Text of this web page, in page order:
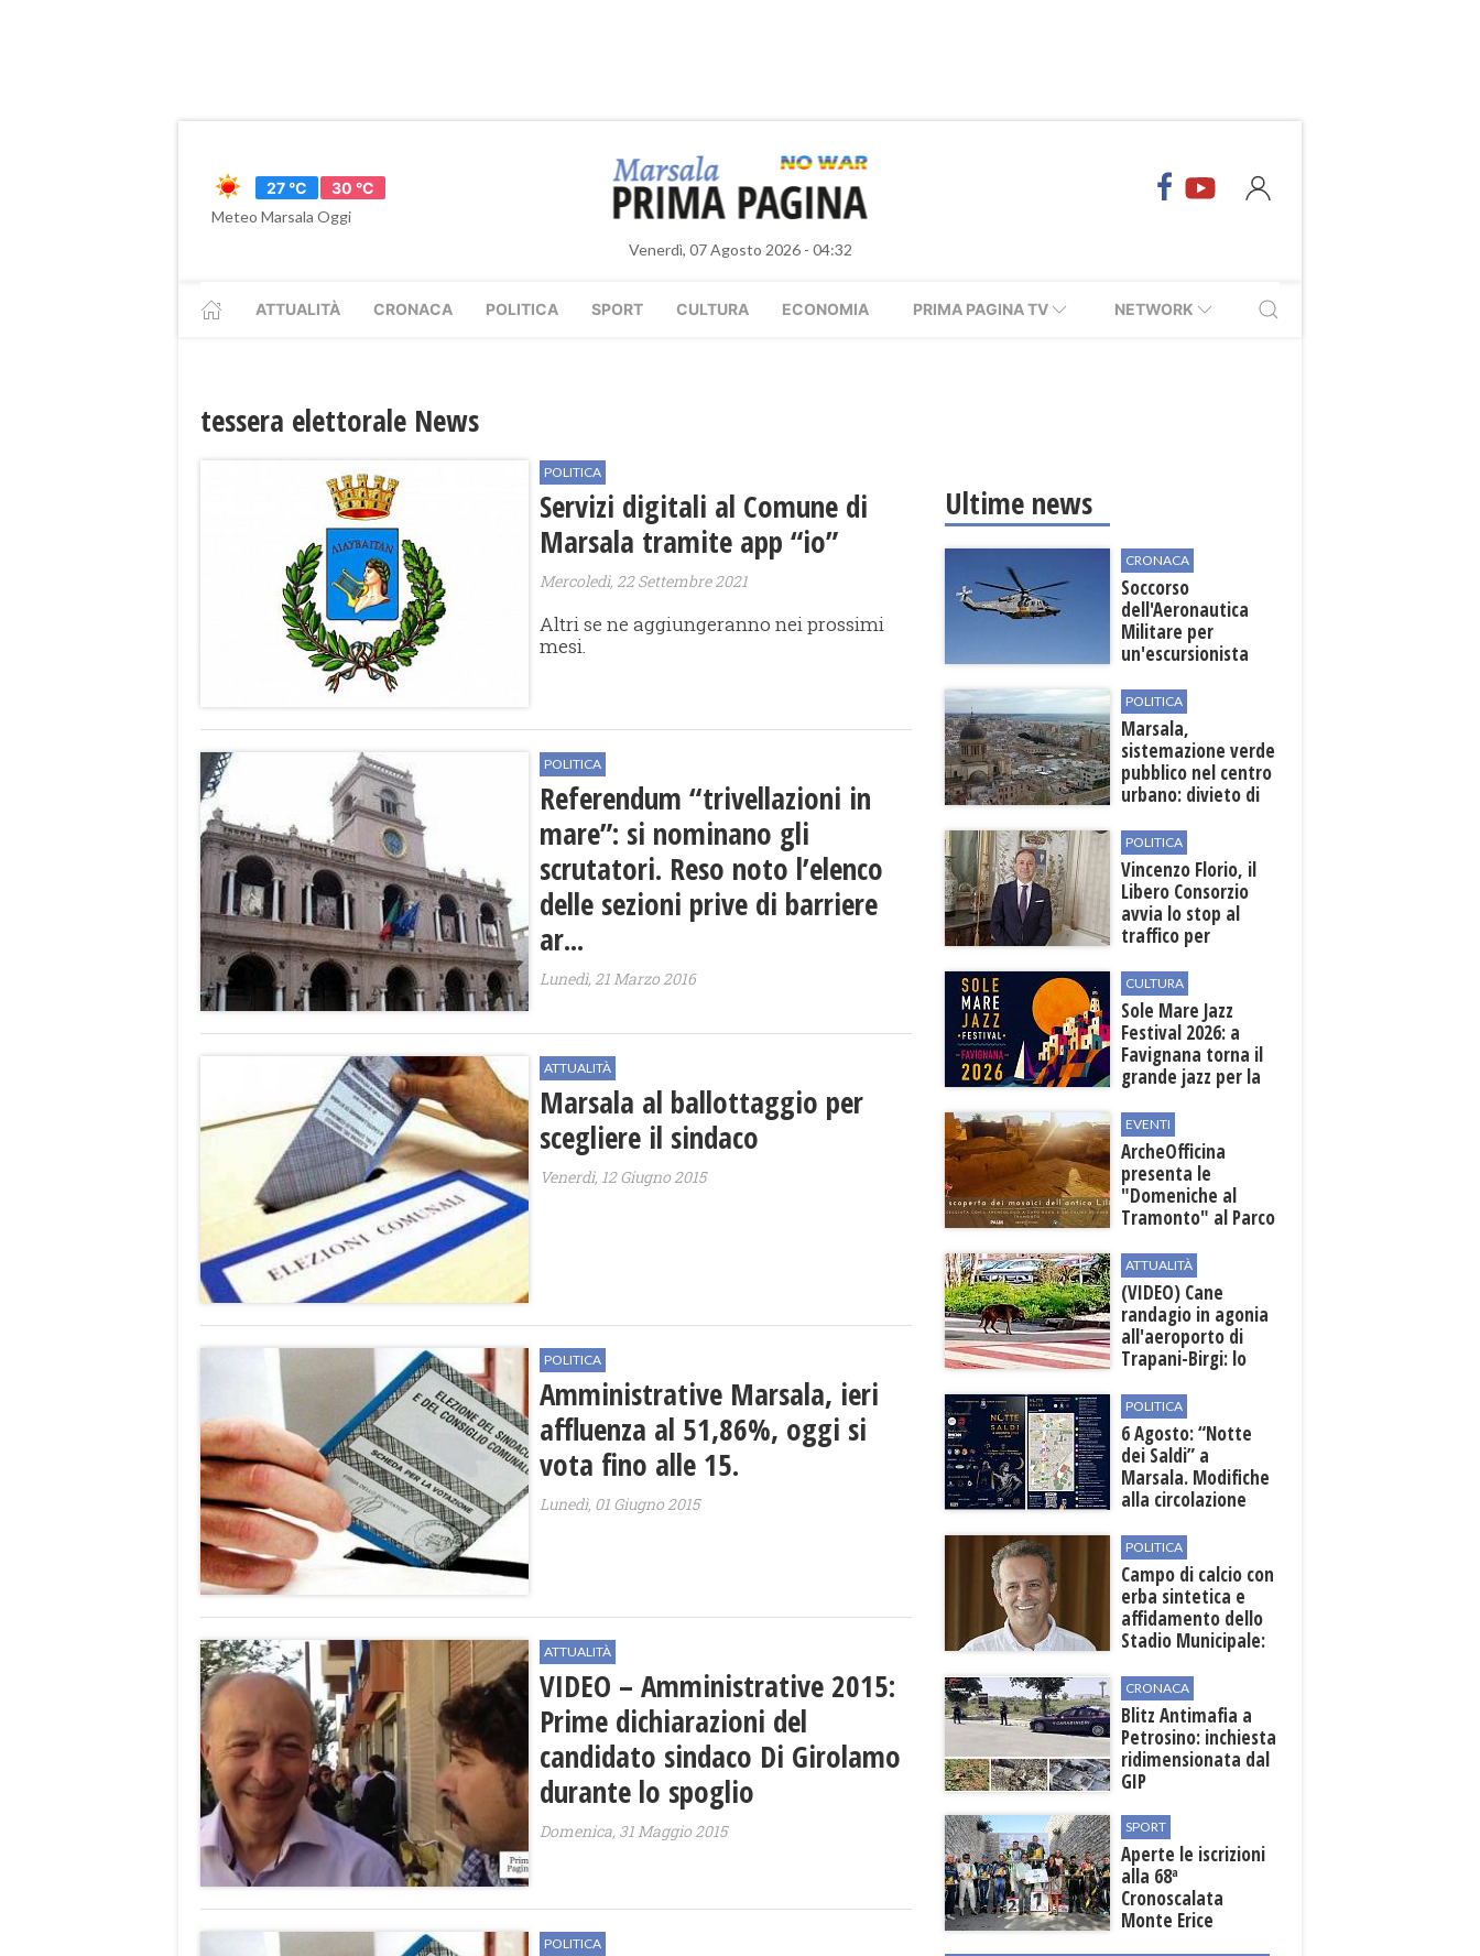
27 °C
30 °C
Meteo Marsala Oggi
Venerdì, 07 Agosto 2026 - 04:32
ATTUALITÀ CRONACA POLITICA SPORT CULTURA ECONOMIA PRIMA PAGINA TV NETWORK
tessera elettorale News
POLITICA
Servizi digitali al Comune di
Marsala tramite app “io”
Mercoledì, 22 Settembre 2021
Altri se ne aggiungeranno nei prossimi
mesi.
POLITICA
Referendum “trivellazioni in
mare”: si nominano gli
scrutatori. Reso noto l’elenco
delle sezioni prive di barriere
ar...
Lunedì, 21 Marzo 2016
ATTUALITÀ
Marsala al ballottaggio per
scegliere il sindaco
Venerdì, 12 Giugno 2015
POLITICA
Amministrative Marsala, ieri
affluenza al 51,86%, oggi si
vota fino alle 15.
Lunedì, 01 Giugno 2015
ATTUALITÀ
VIDEO – Amministrative 2015:
Prime dichiarazioni del
candidato sindaco Di Girolamo
durante lo spoglio
Domenica, 31 Maggio 2015
POLITICA
Ultime news
CRONACA
Soccorso
dell'Aeronautica
Militare per
un'escursionista
dello Zingaro
POLITICA
Marsala,
sistemazione verde
pubblico nel centro
urbano: divieto di
interessate
POLITICA
Vincenzo Florio, il
Libero Consorzio
avvia lo stop al
traffico per
stazione
all'aeroporto
CULTURA
Sole Mare Jazz
Festival 2026: a
Favignana torna il
grande jazz per la
EVENTI
ArcheOfficina
presenta le
"Domeniche al
Tramonto" al Parco
Lilibeo
ATTUALITÀ
(VIDEO) Cane
randagio in agonia
all'aeroporto di
Trapani-Birgi: lo
POLITICA
6 Agosto: “Notte
dei Saldi” a
Marsala. Modifiche
alla circolazione
interessate alla
manifestazione
POLITICA
Campo di calcio con
erba sintetica e
affidamento dello
Stadio Municipale:
fondi regionali
CRONACA
Blitz Antimafia a
Petrosino: inchiesta
ridimensionata dal
GIP
SPORT
Aperte le iscrizioni
alla 68ª
Cronoscalata
Monte Erice